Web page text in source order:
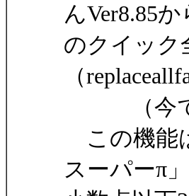
んVer8.85
のクイック
（
（今で
この機能
スーパーπ